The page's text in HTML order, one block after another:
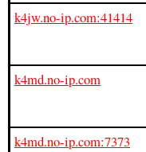
k4jw.no-ip.com:41414
k4md.no-ip.com
k4md.no-ip.com:7373